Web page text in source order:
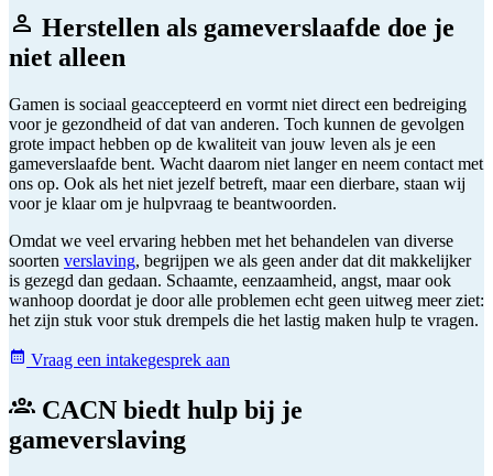
Herstellen als gameverslaafde doe je
niet alleen
Gamen is sociaal geaccepteerd en vormt niet direct een bedreiging
voor je gezondheid of dat van anderen. Toch kunnen de gevolgen
grote impact hebben op de kwaliteit van jouw leven als je een
gameverslaafde bent. Wacht daarom niet langer en neem contact met
ons op. Ook als het niet jezelf betreft, maar een dierbare, staan wij
voor je klaar om je hulpvraag te beantwoorden.
Omdat we veel ervaring hebben met het behandelen van diverse
soorten verslaving, begrijpen we als geen ander dat dit makkelijker
is gezegd dan gedaan. Schaamte, eenzaamheid, angst, maar ook
wanhoop doordat je door alle problemen echt geen uitweg meer ziet:
het zijn stuk voor stuk drempels die het lastig maken hulp te vragen.
Vraag een intakegesprek aan
CACN biedt hulp bij je
gameverslaving